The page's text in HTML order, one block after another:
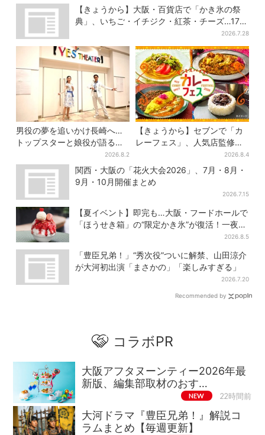
【きょうから】大阪・百貨店で「かき氷の祭
典」、いちご・イチジク・紅茶・チーズ…17店
2026.7.28
男役の夢を追いかけ長崎へ…
トップスターと娘役が語る
「ハウステンボス歌劇団」と
は？大阪で初公演開催
2026.8.2
【きょうから】セブンで「カ
レーフェス」、人気店監修メ
ニューなど全15品！お得な割
引キャンペーンは2週間だけ
2026.8.4
関西・大阪の「花火大会2026」、7月・8月・
9月・10月開催まとめ
2026.7.15
【夏イベント】即完も…大阪・フードホールで
「ほうせき箱」の“限定かき氷”が復活！一夜限
2026.8.5
「豊臣兄弟！」“秀次役”ついに解禁、山田涼介
が大河初出演「まさかの」「楽しみすぎる」
2026.7.20
Recommended by
コラボPR
大阪アフタヌーンティー2026年最
新版、編集部取材のおす…
NEW 22時間前
大河ドラマ『豊臣兄弟！』解説コ
ラムまとめ【毎週更新】